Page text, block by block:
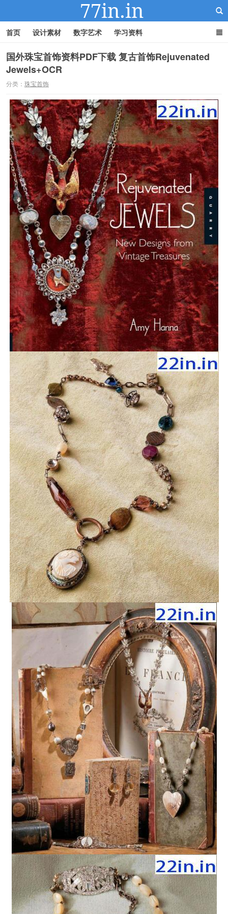
首页 设计素材 数字艺术 学习资料
国外珠宝首饰资料PDF下载 复古首饰Rejuvenated
Jewels+OCR
分类： 珠宝首饰